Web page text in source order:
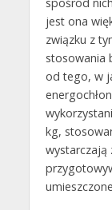
jest ona
związku z
stosowania
od tego, w
kg,
wystarczają